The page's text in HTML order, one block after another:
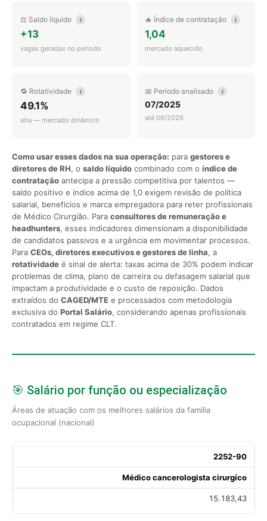
⚖️ Saldo líquido i
+13
vagas geradas no período
🔥 Índice de contratação i
1,04
mercado aquecido
🔁 Rotatividade i
49.1%
alta — mercado dinâmico
📅 Período analisado i
07/2025
até 06/2026
Como usar esses dados na sua operação: para gestores e
diretores de RH, o saldo líquido combinado com o índice de
contratação antecipa a pressão competitiva por talentos —
saldo positivo e índice acima de 1,0 exigem revisão de política
salarial, benefícios e marca empregadora para reter profissionais
de Médico Cirurgião. Para consultores de remuneração e
headhunters, esses indicadores dimensionam a disponibilidade
de candidatos passivos e a urgência em movimentar processos.
Para CEOs, diretores executivos e gestores de linha, a
rotatividade é sinal de alerta: taxas acima de 30% podem indicar
problemas de clima, plano de carreira ou defasagem salarial que
impactam a produtividade e o custo de reposição. Dados
extraídos do CAGED/MTE e processados com metodologia
exclusiva do Portal Salário, considerando apenas profissionais
contratados em regime CLT.
🎯 Salário por função ou especialização
Áreas de atuação com os melhores salários da família
ocupacional (nacional)
2252-90
Médico cancerologista cirurgíco
15.183,43